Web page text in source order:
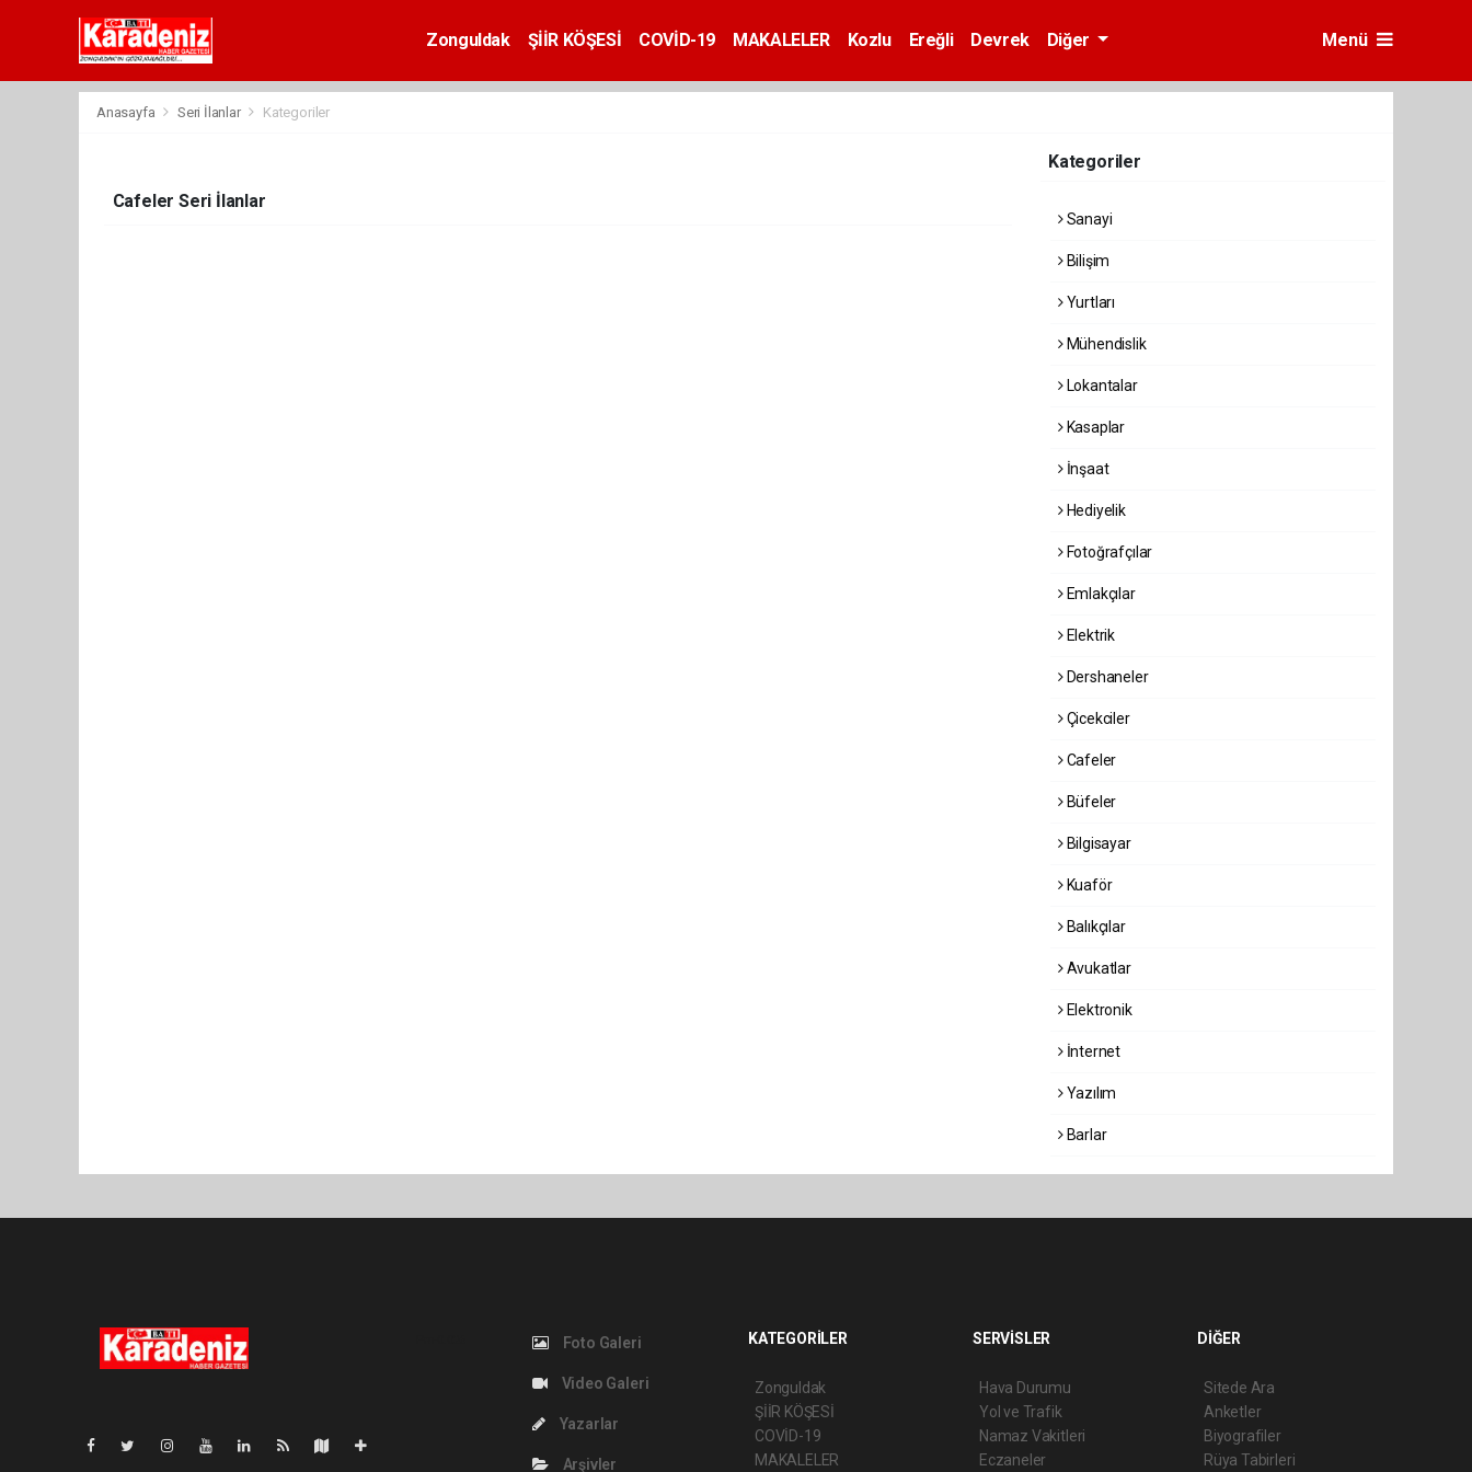
Zonguldak ŞİİR KÖŞESİ COVİD-19 MAKALELER Kozlu Ereğli Devrek Diğer Menü
Anasayfa Seri İlanlar Kategoriler
Cafeler Seri İlanlar
Kategoriler
Sanayi
Bilişim
Yurtları
Mühendislik
Lokantalar
Kasaplar
İnşaat
Hediyelik
Fotoğrafçılar
Emlakçılar
Elektrik
Dershaneler
Çicekciler
Cafeler
Büfeler
Bilgisayar
Kuaför
Balıkçılar
Avukatlar
Elektronik
İnternet
Yazılım
Barlar
Foto Galeri
Video Galeri
Yazarlar
Arşivler
KATEGORİLER
Zonguldak
ŞİİR KÖŞESİ
COVİD-19
MAKALELER
SERVİSLER
Hava Durumu
Yol ve Trafik
Namaz Vakitleri
Eczaneler
DİĞER
Sitede Ara
Anketler
Biyografiler
Rüya Tabirleri